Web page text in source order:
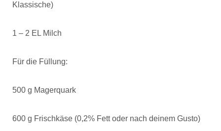
Klassische)
1 – 2 EL Milch
Für die Füllung:
500 g Magerquark
600 g Frischkäse (0,2% Fett oder nach deinem Gusto)